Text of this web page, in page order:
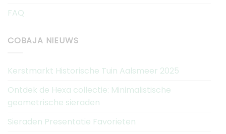
FAQ
COBAJA NIEUWS
Kerstmarkt Historische Tuin Aalsmeer 2025
Ontdek de Hexa collectie: Minimalistische
geometrische sieraden
Sieraden Presentatie Favorieten